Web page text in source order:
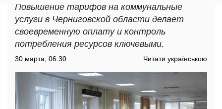
Повышение тарифов на коммунальные
услуги в Черниговской области делает
своевременную оплату и контроль
потребления ресурсов ключевыми.
30 марта, 06:30 Читати українською